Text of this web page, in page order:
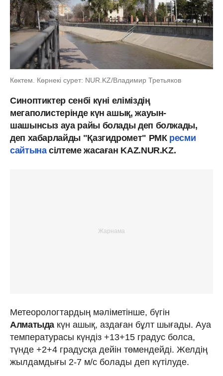
Көктем. Көрнекі сурет: NUR.KZ/Владимир Третьяков
Синоптиктер сенбі күні еліміздің
мегаполистерінде күн ашық, жауын-
шашынсыз ауа райы болады деп болжады,
деп хабарлайды "Қазгидромет" РМК ресми
сайтынасілтеме жасаған KAZ.NUR.KZ.
Метеорологтардың мәліметінше, бүгін
Алматыда күн ашық, аздаған бұлт шығады. Ауа
температурасы күндіз +13+15 градус болса,
түнде +2+4 градусқа дейін төмендейді. Желдің
жылдамдығы 2-7 м/с болады деп күтілуде.